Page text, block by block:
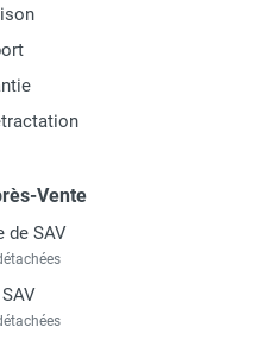
Vente
de SAV